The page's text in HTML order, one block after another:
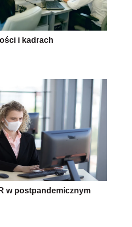
i kadrach
w postpandemicznym